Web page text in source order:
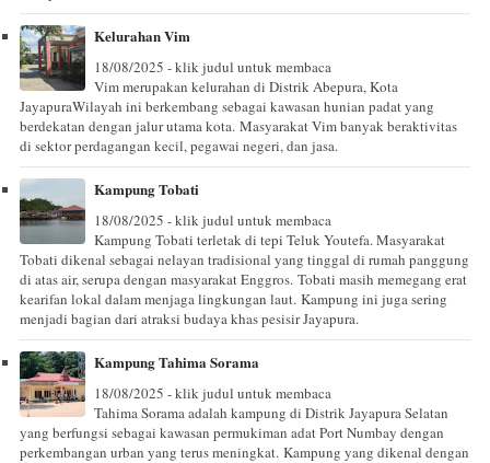
Kelurahan Vim
18/08/2025 - klik judul untuk membaca
Vim merupakan kelurahan di Distrik Abepura, Kota
JayapuraWilayah ini berkembang sebagai kawasan hunian padat yang
berdekatan dengan jalur utama kota. Masyarakat Vim banyak beraktivitas
di sektor perdagangan kecil, pegawai negeri, dan jasa.
Kampung Tobati
18/08/2025 - klik judul untuk membaca
Kampung Tobati terletak di tepi Teluk Youtefa. Masyarakat
Tobati dikenal sebagai nelayan tradisional yang tinggal di rumah panggung
di atas air, serupa dengan masyarakat Enggros. Tobati masih memegang erat
kearifan lokal dalam menjaga lingkungan laut. Kampung ini juga sering
menjadi bagian dari atraksi budaya khas pesisir Jayapura.
Kampung Tahima Sorama
18/08/2025 - klik judul untuk membaca
Tahima Sorama adalah kampung di Distrik Jayapura Selatan
yang berfungsi sebagai kawasan permukiman adat Port Numbay dengan
perkembangan urban yang terus meningkat. Kampung yang dikenal dengan